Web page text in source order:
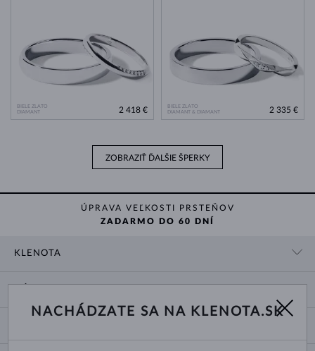
BIELE ZLATO
DIAMANT
2 418 €
BIELE ZLATO
DIAMANT & DIAMANT
2 335 €
ZOBRAZIŤ ĎALŠIE ŠPERKY
ÚPRAVA VEĽKOSTI PRSTEŇOV
ZADARMO DO 60 DNÍ
KLENOTA
O NÁS
DODANIE A PLATBA ZA TOVAR
NACHÁDZATE SA NA KLENOTA.SK